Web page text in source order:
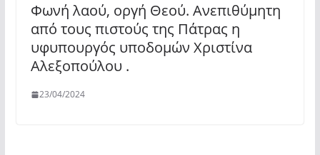
Φωνή λαού, οργή Θεού. Ανεπιθύμητη
από τους πιστούς της Πάτρας η
υφυπουργός υποδομών Χριστίνα
Αλεξοπούλου .
23/04/2024